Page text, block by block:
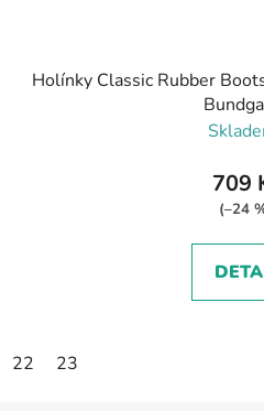
Holínky Classic Rubber
709
(–24
22 23